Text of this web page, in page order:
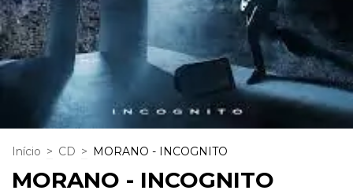
Início > CD > MORANO - INCOGNITO
MORANO - INCOGNITO